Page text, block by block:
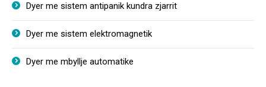
Dyer me sistem antipanik kundra zjarrit
Dyer me sistem elektromagnetik
Dyer me mbyllje automatike